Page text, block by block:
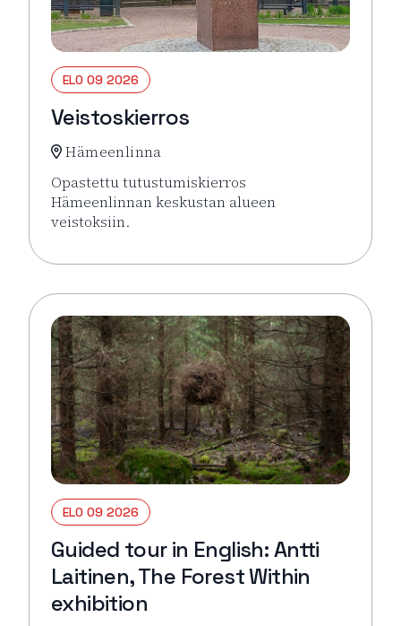
ELO 09 2026
Veistoskierros
Hämeenlinna
Opastettu tutustumiskierros
Hämeenlinnan keskustan alueen
veistoksiin.
ELO 09 2026
Guided tour in English: Antti
Laitinen, The Forest Within
exhibition